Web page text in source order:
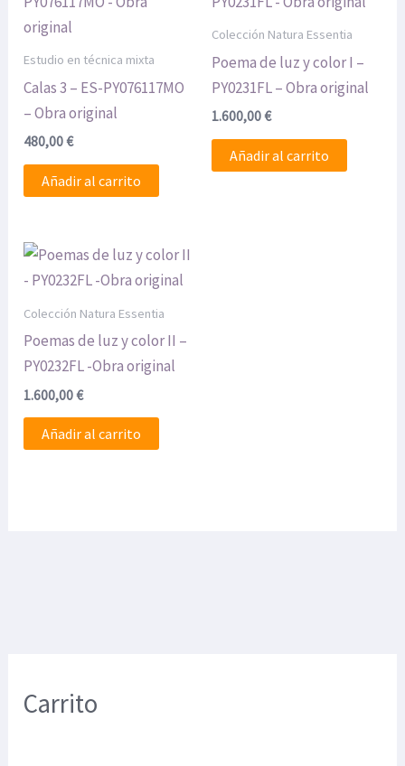
Carrito
Estudio en técnica mixta
Calas 3 – ES-PY076117MO
– Obra original
480,00€
Añadir al carrito
Colección Natura Essentia
Poema de luz y color I –
PY0231FL – Obra original
1.600,00€
Añadir al carrito
Colección Natura Essentia
Poemas de luz y color II –
PY0232FL -Obra original
1.600,00€
Añadir al carrito